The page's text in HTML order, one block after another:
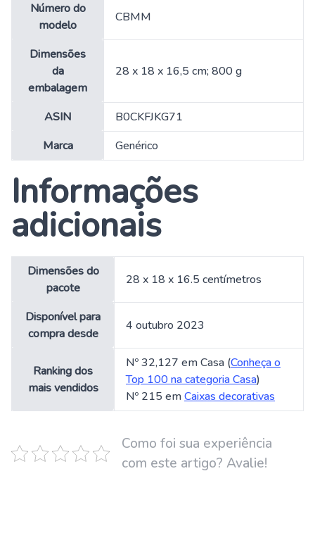
Número do
modelo
‎CBMM
Dimensões
da
embalagem
‎28 x 18 x 16,5 cm; 800 g
ASIN
‎B0CKFJKG71
Marca
‎Genérico
Informações
adicionais
Dimensões do
pacote
28 x 18 x 16.5 centímetros
Disponível para
compra desde
4 outubro 2023
Ranking dos
mais vendidos
Nº 32,127 em Casa (Conheça o
Top 100 na categoria Casa)
Nº 215 emCaixas decorativas
Como foi sua experiência
com este artigo? Avalie!